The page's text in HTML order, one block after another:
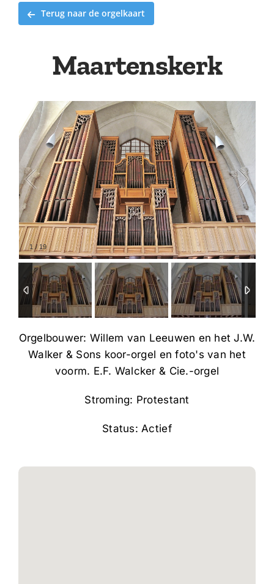
Terug naar de orgelkaart
Maartenskerk
2 /19
Orgelbouwer: Willem van Leeuwen en het J.W.
Walker & Sons koor-orgel en foto's van het
voorm. E.F. Walcker & Cie.-orgel
Stroming: Protestant
Status: Actief